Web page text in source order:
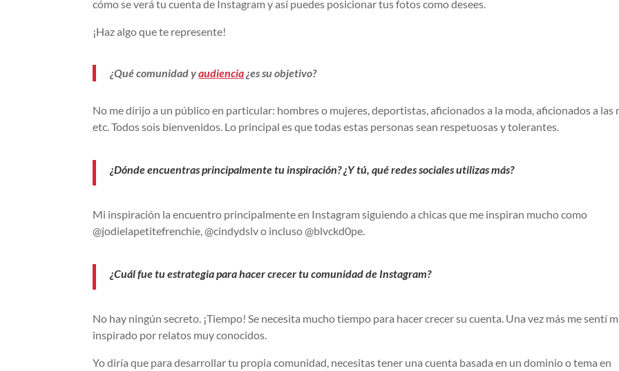
cómo se verá tu cuenta de Instagram y así puedes posicionar tus fotos como desees.
¡Haz algo que te represente!
¿Qué comunidad yaudiencia ¿es su objetivo?
No me dirijo a un público en particular: hombres o mujeres, deportistas, aficionados a la moda, aficionados a las
etc. Todos sois bienvenidos. Lo principal es que todas estas personas sean respetuosas y tolerantes.
¿Dónde encuentras principalmente tu inspiración? ¿Y tú, qué redes sociales utilizas más?
Mi inspiración la encuentro principalmente en Instagram siguiendo a chicas que me inspiran mucho como
@jodielapetitefrenchie, @cindydslv o incluso @blvckd0pe.
¿Cuál fue tu estrategia para hacer crecer tu comunidad de Instagram?
No hay ningún secreto. ¡Tiempo! Se necesita mucho tiempo para hacer crecer su cuenta. Una vez más me sentí
inspirado por relatos muy conocidos.
Yo diría que para desarrollar tu propia comunidad, necesitas tener una cuenta basada en un dominio o tema en